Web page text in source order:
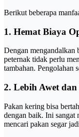
Berikut beberapa
1. Hemat Biaya
Dengan mengandalkan
peternak tidak perlu
tambahan. Pengolahan
2. Lebih Awet
Pakan kering bisa
dengan baik. Ini sangat
mencari pakan segar